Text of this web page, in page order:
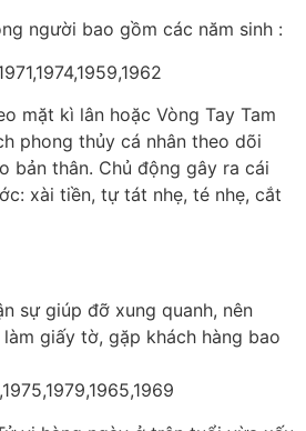
người bao gồm các năm sinh :
mặt kì lân hoặc Vòng Tay Tam
phong thủy cá nhân theo dõi
bản thân. Chủ động gây ra cái
xài tiền, tự tát nhẹ, té nhẹ, cắt
sự giúp đỡ xung quanh, nên
giấy tờ, gặp khách hàng bao